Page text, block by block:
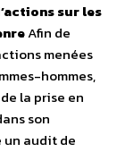
sur les
Afin de
menées
hommes,
la prise en
son
un audit de